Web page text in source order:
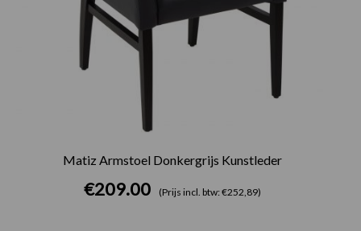
Matiz Armstoel Donkergrijs Kunstleder
€209.00 (Prijs incl. btw: €252,89)